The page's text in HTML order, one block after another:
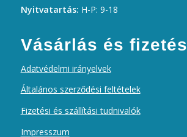
Nyitvatartás: H-P: 9-18
Vásárlás és fizetés
Adatvédelmi irányelvek
Általános szerződési feltételek
Fizetési és szállítási tudnivalók
Impresszum